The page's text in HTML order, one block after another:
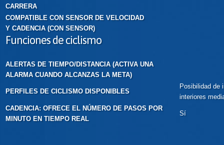
CARRERA
COMPATIBLE CON SENSOR DE VELOCIDAD
Y CADENCIA (CON SENSOR)
Funciones de ciclismo
ALERTAS DE TIEMPO/DISTANCIA (ACTIVA UNA
ALARMA CUANDO ALCANZAS LA META)
PERFILES DE CICLISMO DISPONIBLES
Posibilidad de
interiores
CADENCIA: OFRECE EL NÚMERO DE PASOS POR
MINUTO EN TIEMPO REAL
Sí